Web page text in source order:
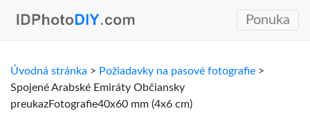
Ponuka
Úvodná stránka > Požiadavky na pasové fotografie >
Spojené Arabské Emiráty Občiansky
preukazFotografie40x60 mm (4x6 cm)